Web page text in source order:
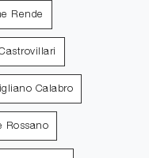
Rende
Calabro
Rossano